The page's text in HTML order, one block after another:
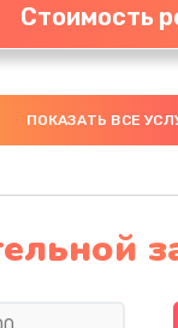
Стоимость
ПОКАЗАТЬ ВСЕ